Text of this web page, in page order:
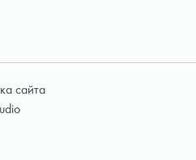
сайта